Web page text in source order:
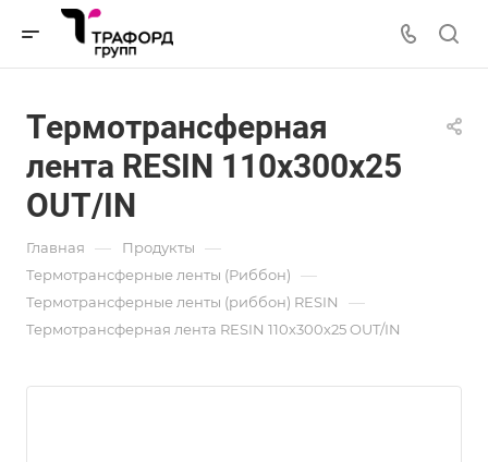
Термотрансферная
лента RESIN 110х300х25
OUT/IN
Главная — Продукты —
Термотрансферные ленты (Риббон) —
Термотрансферные ленты (риббон) RESIN —
Термотрансферная лента RESIN 110х300х25 OUT/IN